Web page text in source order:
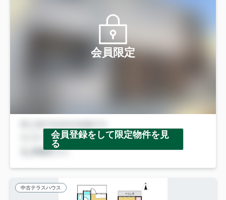
会員限定
会員登録をして限定物件を見
る
中古テラスハウス